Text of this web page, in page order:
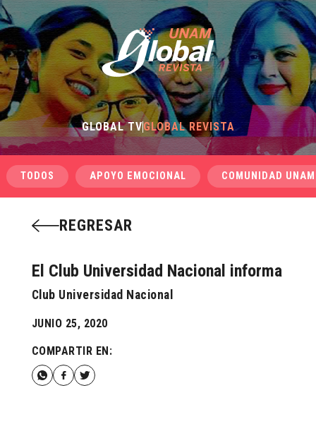
GLOBAL TVGLOBAL REVISTA
TODOS APOYO EMOCIONAL COMUNIDAD UNAM
REGRESAR
El Club Universidad Nacional informa
Club Universidad Nacional
JUNIO 25, 2020
COMPARTIR EN: